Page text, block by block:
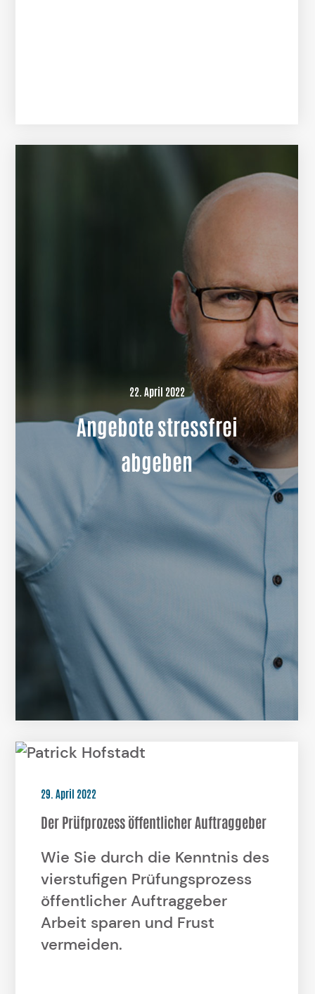
22. April 2022
Angebote stressfrei
abgeben
29. April 2022
Der Prüfprozess öffentlicher Auftraggeber
Wie Sie durch die Kenntnis des
vierstufigen Prüfungsprozess
öffentlicher Auftraggeber
Arbeit sparen und Frust
vermeiden.